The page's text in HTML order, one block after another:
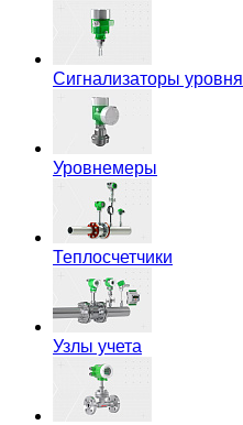
Сигнализаторы уровня
Уровнемеры
Теплосчетчики
Узлы учета